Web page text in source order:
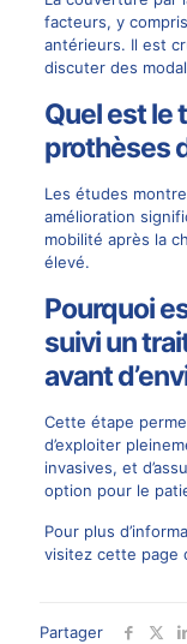
facteurs, y
antérieurs. Il est
discuter des
Quel est le
prothèses
Les études
amélioration
mobilité après la
élevé.
Pourquoi
suivi un
avant
Cette étape
d’exploiter
invasives, et
option pour le
Pour plus
visitez cette page
Partager